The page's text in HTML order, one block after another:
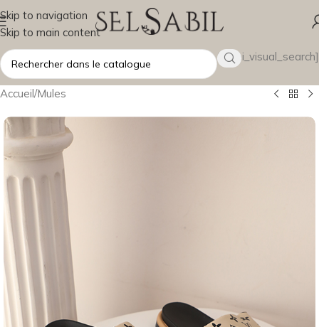
Skip to navigation
Skip to main content
[wsbi_visual_search]
Accueil/Mules